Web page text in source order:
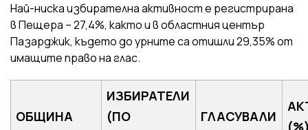
Най-ниска избирателна активност е регистрирана
в Пещера – 27,4%, както и в областния център
Пазарджик, където до урните са отишли 29,35% от
имащите право на глас.
ОБЩИНА
ИЗБИРАТЕЛИ
(ПО
ГЛАСУВАЛИ